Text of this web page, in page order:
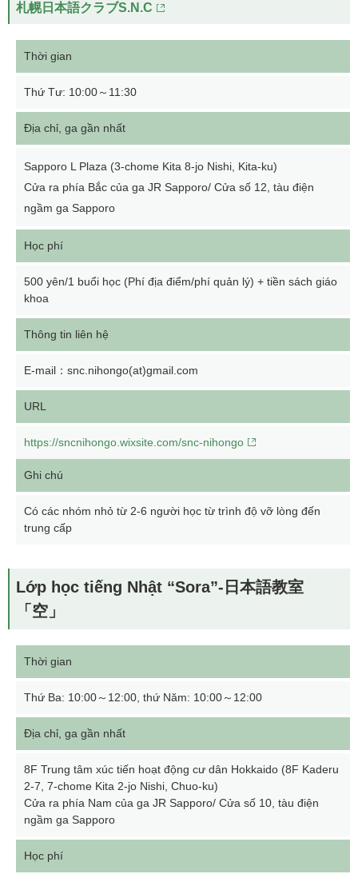
札幌日本語クラブS.N.C
Thời gian
Thứ Tư: 10:00～11:30
Địa chỉ, ga gần nhất
Sapporo L Plaza (3-chome Kita 8-jo Nishi, Kita-ku)
Cửa ra phía Bắc của ga JR Sapporo/ Cửa số 12, tàu điện
ngầm ga Sapporo
Học phí
500 yên/1 buổi học (Phí địa điểm/phí quản lý) + tiền sách giáo
khoa
Thông tin liên hệ
E-mail：snc.nihongo(at)gmail.com
URL
https://sncnihongo.wixsite.com/snc-nihongo
Ghi chú
Có các nhóm nhỏ từ 2-6 người học từ trình độ vỡ lòng đến
trung cấp
Lớp học tiếng Nhật “Sora”-日本語教室
「空」
Thời gian
Thứ Ba: 10:00～12:00, thứ Năm: 10:00～12:00
Địa chỉ, ga gần nhất
8F Trung tâm xúc tiến hoạt động cư dân Hokkaido (8F Kaderu
2-7, 7-chome Kita 2-jo Nishi, Chuo-ku)
Cửa ra phía Nam của ga JR Sapporo/ Cửa số 10, tàu điện
ngầm ga Sapporo
Học phí